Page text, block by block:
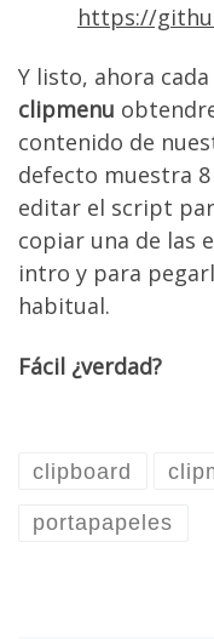
https://
Y listo, ahora
clipmenu
contenido de
defecto muestra
editar el script
copiar una de las
intro y para
habitual.
Fácil ¿verdad?
clipboard
portapapeles